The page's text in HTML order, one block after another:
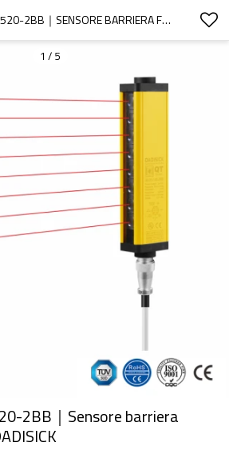
DK-QT64-40-2520-2BB｜SENSORE BARRIERA FOTOELETTRICA｜DADISICK
1 / 5
2BB｜Sensore barriera